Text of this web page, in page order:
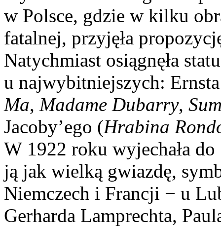
w Polsce, gdzie w kilku
fatalnej, przyjęła
Natychmiast osiągnęła
u najwybitniejszych:
Ma, Madame Dubarry,
Jacoby’ego (Hrabina
W 1922 roku wyjechała
ją jak wielką gwiazdę,
Niemczech i Francji − u
Gerharda Lamprechta,